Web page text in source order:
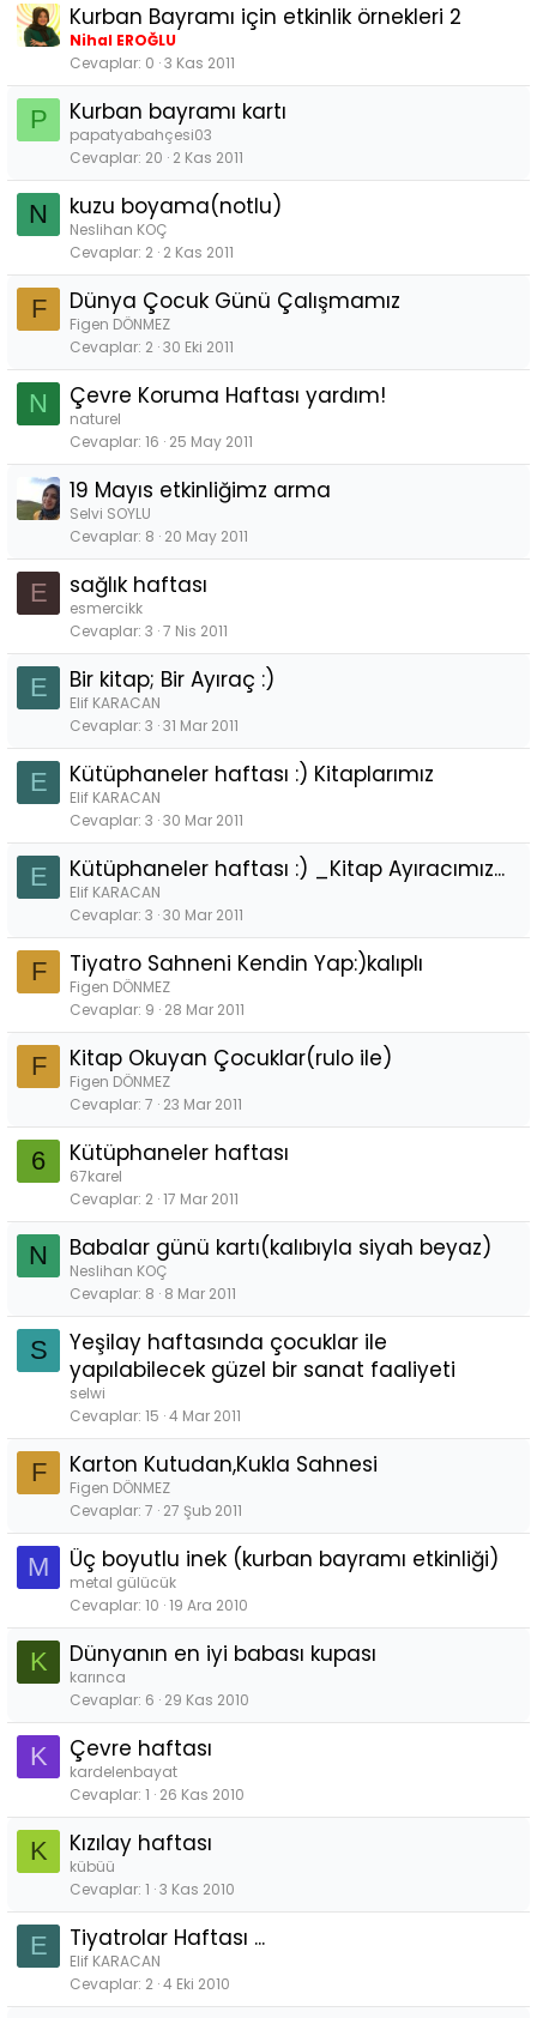
Kurban Bayramı için etkinlik örnekleri 2
Nihal EROĞLU
Cevaplar 0 3 Kas 2011
P Kurban bayramı kartı
papatyabahçesi03
Cevaplar 20 2 Kas 2011
N kuzu boyama(notlu)
Neslihan KOÇ
Cevaplar 2 2 Kas 2011
F Dünya Çocuk Günü Çalışmamız
Figen DÖNMEZ
Cevaplar 2 30 Eki 2011
N Çevre Koruma Haftası yardım!
naturel
Cevaplar 16 25 May 2011
19 Mayıs etkinliğimz arma
Selvi SOYLU
Cevaplar 8 20 May 2011
E sağlık haftası
esmercikk
Cevaplar 3 7 Nis 2011
E Bir kitap; Bir Ayıraç :)
Elif KARACAN
Cevaplar 3 31 Mar 2011
E Kütüphaneler haftası :) Kitaplarımız
Elif KARACAN
Cevaplar 3 30 Mar 2011
E Kütüphaneler haftası :) _Kitap Ayıracımız...
Elif KARACAN
Cevaplar 3 30 Mar 2011
F Tiyatro Sahneni Kendin Yap:)kalıplı
Figen DÖNMEZ
Cevaplar 9 28 Mar 2011
F Kitap Okuyan Çocuklar(rulo ile)
Figen DÖNMEZ
Cevaplar 7 23 Mar 2011
6 Kütüphaneler haftası
67karel
Cevaplar 2 17 Mar 2011
N Babalar günü kartı(kalıbıyla siyah beyaz)
Neslihan KOÇ
Cevaplar 8 8 Mar 2011
S
Yeşilay haftasında çocuklar ile
yapılabilecek güzel bir sanat faaliyeti
selwi
Cevaplar 15 4 Mar 2011
F Karton Kutudan,Kukla Sahnesi
Figen DÖNMEZ
Cevaplar 7 27 Şub 2011
M Üç boyutlu inek (kurban bayramı etkinliği)
metal gülücük
Cevaplar 10 19 Ara 2010
K Dünyanın en iyi babası kupası
karınca
Cevaplar 6 29 Kas 2010
K Çevre haftası
kardelenbayat
Cevaplar 1 26 Kas 2010
K Kızılay haftası
kübüü
Cevaplar 1 3 Kas 2010
E Tiyatrolar Haftası ...
Elif KARACAN
Cevaplar 2 4 Eki 2010